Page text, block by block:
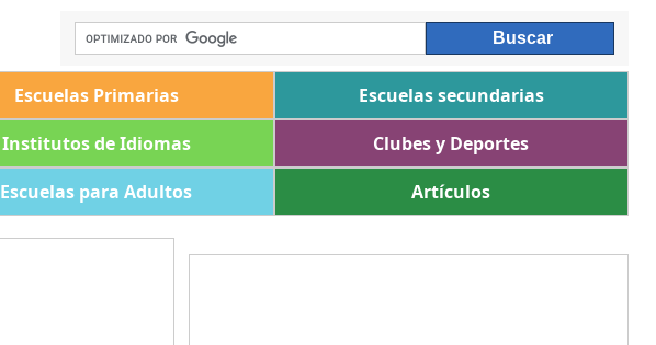
Escuelas Primarias
Escuelas secundarias
Institutos de Idiomas
Clubes y Deportes
Escuelas para Adultos Artículos